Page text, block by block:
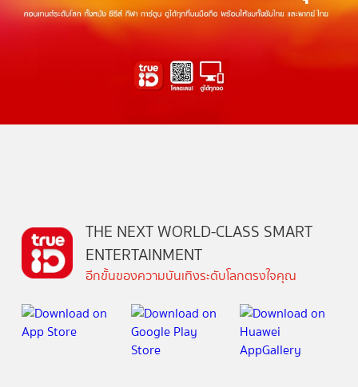
THE NEXT WORLD-CLASS SMART
ENTERTAINMENT
อีกขั้นของความบันเทิงระดับโลกตรงใจคุณ